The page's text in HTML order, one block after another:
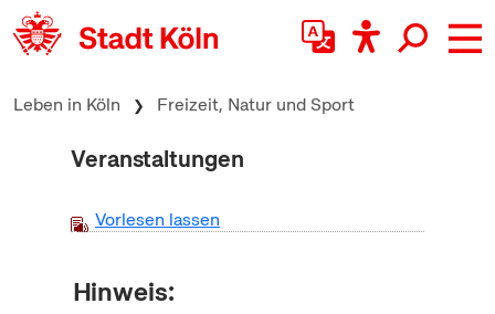
zum Inhalt springen
Leben in Köln Freizeit, Natur und Sport
Veranstaltungen
Vorlesen lassen
Hinweis: